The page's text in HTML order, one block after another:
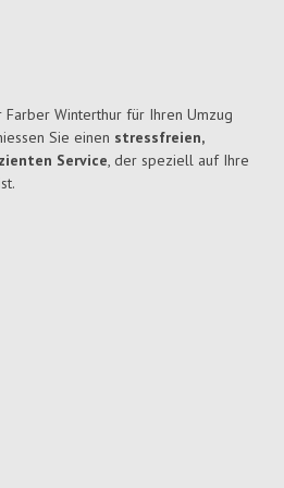
Farber Winterthur für Ihren Umzug
Sie einen stressfreien,
Service, der speziell auf Ihre